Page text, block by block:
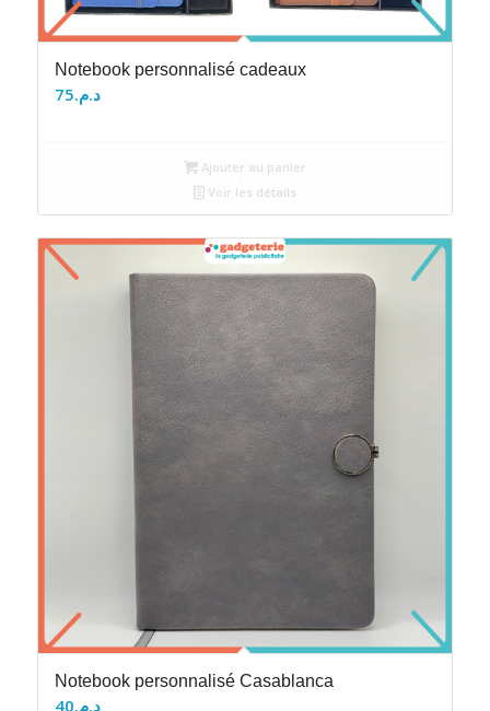
Notebook personnalisé cadeaux
د.م.75
Ajouter au panier
Voir les détails
Notebook personnalisé Casablanca
د.م.40